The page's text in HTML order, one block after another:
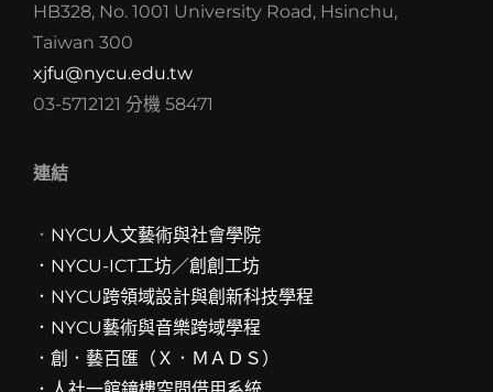
HB328, No. 1001 University Road, Hsinchu,
Taiwan 300
xjfu@nycu.edu.tw
03-5712121 分機 58471
連結
． NYCU人文藝術與社會學院
．NYCU-ICT工坊／創創工坊
． NYCU跨領域設計與創新科技學程
． NYCU藝術與音樂跨域學程
．創．藝百匯（Ｘ．ＭＡＤＳ）